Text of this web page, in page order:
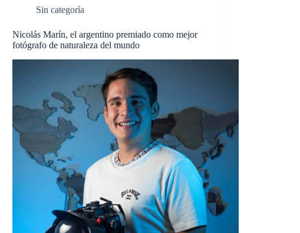
Sin categoría
Nicolás Marín, el argentino premiado como mejor
fotógrafo de naturaleza del mundo